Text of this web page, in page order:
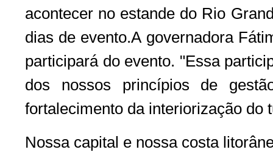
acontecer no estande do Rio
dias de evento.A governadora
participará do evento. "Essa
dos nossos princípios de
fortalecimento da interiorização do
Nossa capital e nossa costa